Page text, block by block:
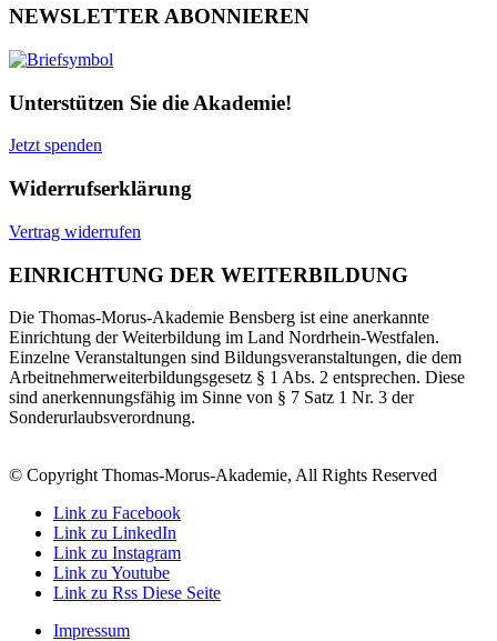
NEWSLETTER ABONNIEREN
Unterstützen Sie die Akademie!
Jetzt spenden
Widerrufserklärung
Vertrag widerrufen
EINRICHTUNG DER WEITERBILDUNG
Die Thomas-Morus-Akademie Bensberg ist eine anerkannte
Einrichtung der Weiterbildung im Land Nordrhein-Westfalen.
Einzelne Veranstaltungen sind Bildungsveranstaltungen, die dem
Arbeitnehmerweiterbildungsgesetz § 1 Abs. 2 entsprechen. Diese
sind anerkennungsfähig im Sinne von § 7 Satz 1 Nr. 3 der
Sonderurlaubsverordnung.
© Copyright Thomas-Morus-Akademie, All Rights Reserved
Link zu Facebook
Link zu LinkedIn
Link zu Instagram
Link zu Youtube
Link zu Rss Diese Seite
Impressum